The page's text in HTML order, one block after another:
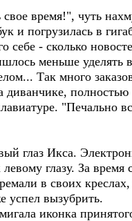
время!", чуть
и погрузилась в
- сколько
меньше уделять
Так много
глаз Икса.
глазу. За
в своих
успел вызубрить.
иконка